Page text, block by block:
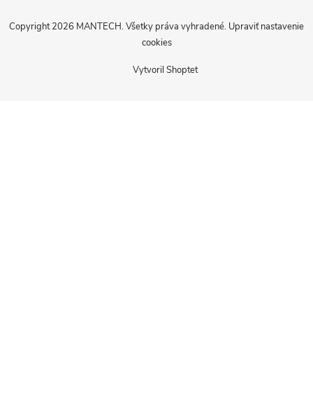
Vytvoril Shoptet
Copyright 2026 MANTECH. Všetky práva vyhradené. Upraviť nastavenie
cookies